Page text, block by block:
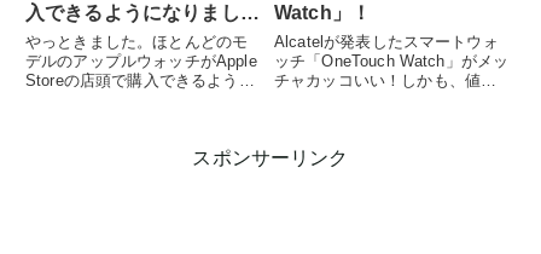
入できるようになりまし
た。
やっときました。ほとんどのモ
デルのアップルウォッチがApple
Storeの店頭で購入できるように
Watch」！
Alcatelが発表したスマートウォ
ッチ「OneTouch Watch」がメッ
チャカッコいい！しかも、値段
スポンサーリンク